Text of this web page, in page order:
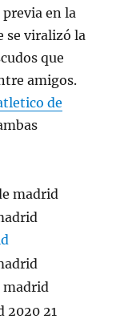
en la
se viralizó la
que
amigos.
de